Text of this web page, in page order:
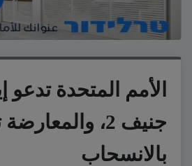
الأمم المتحدة تدعو
جنيف 2،
بالانسحاب